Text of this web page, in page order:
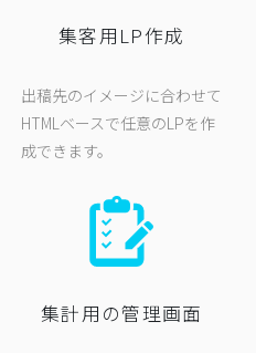
集客用LP作成
出稿先のイメージに合わせて
HTMLベースで任意のLPを作
成できます。
集計用の管理画面